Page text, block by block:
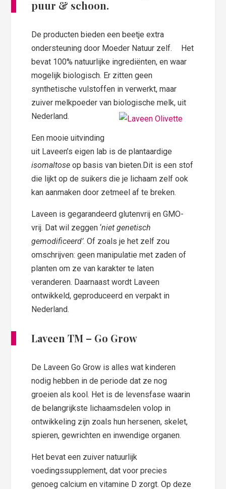
puur & schoon.
De producten bieden een beetje extra
ondersteuning door Moeder Natuur zelf. Het
bevat 100% natuurlijke ingrediënten, en waar
mogelijk biologisch. Er zitten geen
synthetische vulstoffen in verwerkt, maar
zuiver melkpoeder van biologische melk, uit
Nederland.
Een mooie uitvinding
uit Laveen’s eigen lab is de plantaardige
isomaltose op basis van bieten.Dit is een stof
die lijkt op de suikers die je lichaam zelf ook
kan aanmaken door zetmeel af te breken.
Laveen is gegarandeerd glutenvrij en GMO-
vrij. Dat wil zeggen ‘niet genetisch
gemodificeerd’. Of zoals je het zelf zou
omschrijven: geen manipulatie met zaden of
planten om ze van karakter te laten
veranderen. Daarnaast wordt Laveen
ontwikkeld, geproduceerd en verpakt in
Nederland.
Laveen TM – Go Grow
De Laveen Go Grow is alles wat kinderen
nodig hebben in de periode dat ze nog
groeien als kool. Het is de levensfase waarin
de belangrijkste lichaamsdelen volop in
ontwikkeling zijn zoals hun hersenen, skelet,
spieren, gewrichten en inwendige organen.
Het bevat een zuiver natuurlijk
voedingssupplement, dat voor precies
genoeg calcium en vitamine D zorgt. Op deze